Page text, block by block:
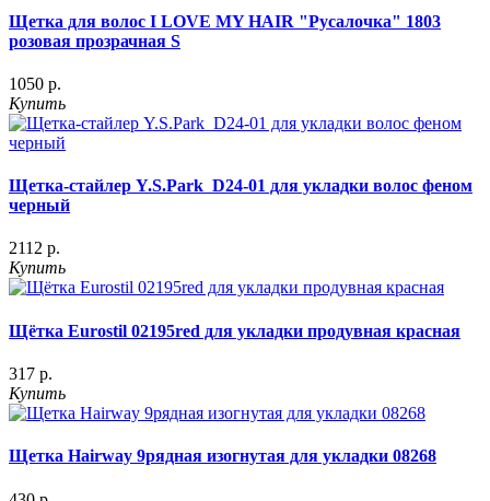
Щетка для волос I LOVE MY HAIR "Русалочка" 1803
розовая прозрачная S
1050 р.
Купить
Щетка-стайлер Y.S.Park D24-01 для укладки волос феном
черный
2112 р.
Купить
Щётка Eurostil 02195red для укладки продувная красная
317 р.
Купить
Щетка Hairway 9рядная изогнутая для укладки 08268